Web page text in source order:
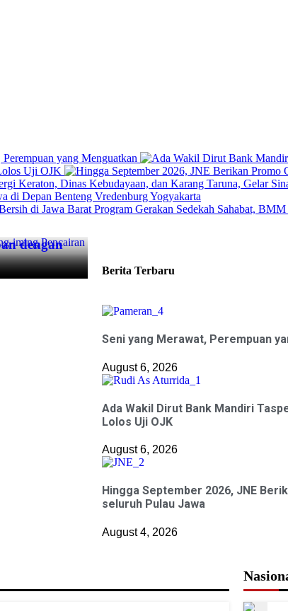
yang Menguatkan
Uji OJK
di Depan Benteng Vredenburg Yogyakarta
Program Gerakan Sedekah Sahabat,
dengan
Berita Terbaru
Seni yang Merawat, Perempuan
August 6, 2026
Ada Wakil Dirut Bank Mandiri
Lolos Uji OJK
August 6, 2026
Hingga September 2026, JNE
seluruh Pulau Jawa
August 4, 2026